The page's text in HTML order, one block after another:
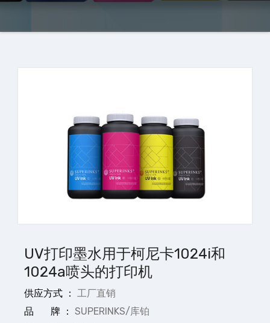
UV打印墨水用于柯尼卡1024i和
1024a喷头的打印机
供应方式 ： 工厂直销
品 牌 ： SUPERINKS/库铂